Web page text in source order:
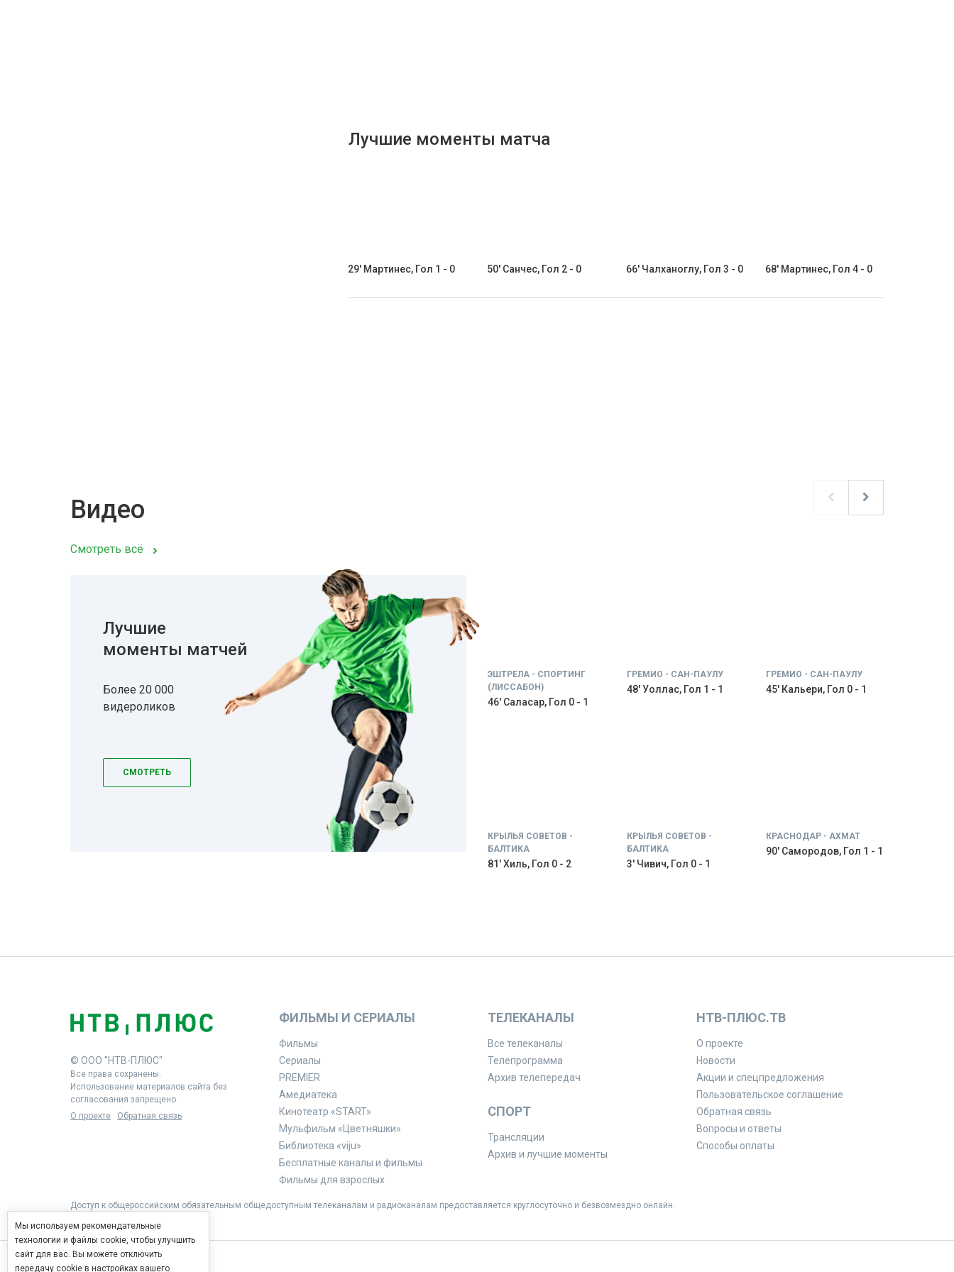
Лучшие моменты матча
29' Мартинес, Гол 1 - 0 50' Санчес, Гол 2 - 0 66' Чалханоглу, Гол 3 - 0 68' Мартинес, Гол 4 - 0
Видео
Смотреть всё
Лучшие
моменты матчей
Более 20 000
видероликов
СМОТРЕТЬ
ЭШТРЕЛА - СПОРТИНГ
(ЛИССАБОН)
46' Саласар, Гол 0 - 1
ГРЕМИО - САН-ПАУЛУ
48' Уоллас, Гол 1 - 1
ГРЕМИО - САН-ПАУЛУ
45' Кальери, Гол 0 - 1
КРЫЛЬЯ СОВЕТОВ -
БАЛТИКА
81' Хиль, Гол 0 - 2
КРЫЛЬЯ СОВЕТОВ -
БАЛТИКА
3' Чивич, Гол 0 - 1
КРАСНОДАР - АХМАТ
90' Самородов, Гол 1 - 1
© ООО "НТВ-ПЛЮС"
Все права сохранены.
Использование материалов сайта без
согласования запрещено.
О проекте
Обратная связь
ФИЛЬМЫ И СЕРИАЛЫ
Фильмы
Сериалы
PREMIER
Амедиатека
Кинотеатр «START»
Мульфильм «Цветняшки»
Библиотека «viju»
Бесплатные каналы и фильмы
Фильмы для взрослых
ТЕЛЕКАНАЛЫ
Все телеканалы
Телепрограмма
Архив телепередач
СПОРТ
Трансляции
Архив и лучшие моменты
НТВ-ПЛЮС.ТВ
О проекте
Новости
Акции и спецпредложения
Пользовательское соглашение
Обратная связь
Вопросы и ответы
Способы оплаты
Доступ к общероссийским обязательным общедоступным телеканалам и радиоканалам предоставляется круглосуточно и безвозмездно онлайн.
Мы используем рекомендательные
технологии и файлы cookie, чтобы улучшить
сайт для вас. Вы можете отключить
передачу cookie в настройках вашего